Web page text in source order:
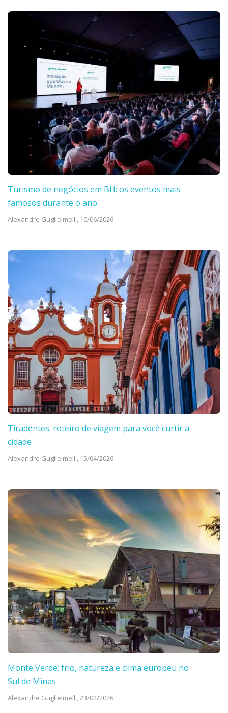
Turismo de negócios em BH: os eventos mais
famosos durante o ano
Alexandre Guglielmelli, 10/06/2026
Tiradentes: roteiro de viagem para você curtir a
cidade
Alexandre Guglielmelli, 15/04/2026
Monte Verde: frio, natureza e clima europeu no
Sul de Minas
Alexandre Guglielmelli, 23/02/2026